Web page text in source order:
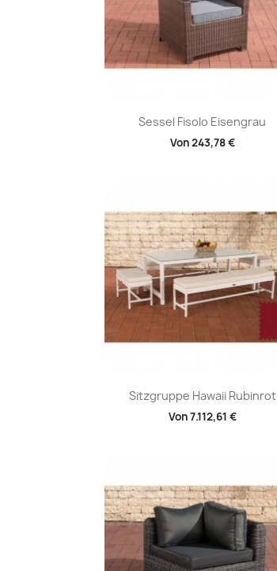
Sessel Fisolo Eisengrau
Von243,78 €
Vorschau
Sitzgruppe Hawaii Rubinrot
Von7.112,61 €
Vorschau